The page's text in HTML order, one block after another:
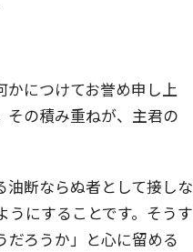
かにつけてお誉め申し上
その積み重ねが、主君の
断ならぬ者として接しな
にすることです。そうす
だろうか」と心に留める